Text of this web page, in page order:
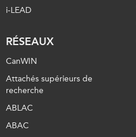
i-LEAD
RÉSEAUX
CanWIN
Attachés supérieurs de
recherche
ABLAC
ABAC